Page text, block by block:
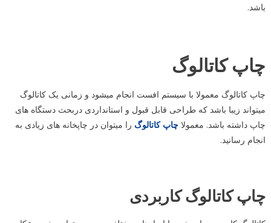
باشد.
چاپ کاتالوگ
چاپ کاتالوگ معمولا با سیستم افست انجام میشود و زمانی یک کاتالوگ
میتواند زیبا باشد که طراحی قابل قبول و استانداردی دربحث دستگاه های
چاپ داشته باشد. معمولا چاپ کاتالوگ را میتوان در چاپخانه های زیادی به
انجام رسانید.
چاپ کاتالوگ کاربردی